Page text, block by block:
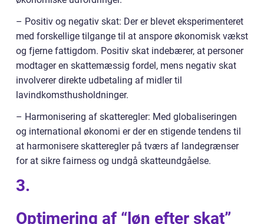
– Positiv og negativ skat: Der er blevet eksperimenteret
med forskellige tilgange til at anspore økonomisk vækst
og fjerne fattigdom. Positiv skat indebærer, at personer
modtager en skattemæssig fordel, mens negativ skat
involverer direkte udbetaling af midler til
lavindkomsthusholdninger.
– Harmonisering af skatteregler: Med globaliseringen
og international økonomi er der en stigende tendens til
at harmonisere skatteregler på tværs af landegrænser
for at sikre fairness og undgå skatteundgåelse.
3.
Optimering af “løn efter skat”